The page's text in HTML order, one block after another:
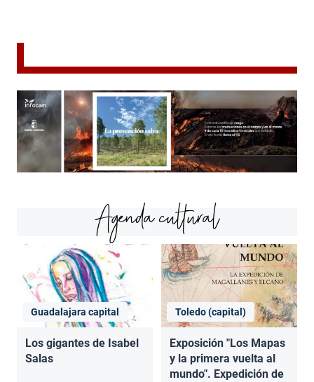
Agenda cultural
Guadalajara capital
Los gigantes de Isabel
Salas
Toledo (capital)
Exposición "Los Mapas
y la primera vuelta al
mundo". Expedición de